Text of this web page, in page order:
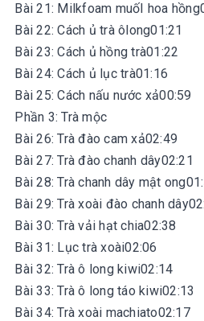
Bài 21: Milkfoam muốI hoa
Bài 22: Cách ủ trà ôlong01:21
Bài 23: Cách ủ hồng trà01:22
Bài 24: Cách ủ lục trà01:16
Bài 25: Cách nấu nước xả00:59
Phần 3: Trà mộc
Bài 26: Trà đào cam xả02:49
Bài 27: Trà đào chanh dây02:21
Bài 28: Trà chanh dây mật
Bài 29: Trà xoài đào chanh
Bài 30: Trà vải hạt chia02:38
Bài 31: Lục trà xoài02:06
Bài 32: Trà ô long kiwi02:14
Bài 33: Trà ô long táo kiwi02:13
Bài 34: Trà xoài machiato02:17